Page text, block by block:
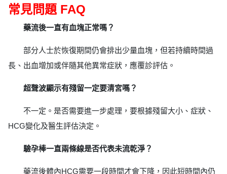
常見問題 FAQ
藥流後一直有血塊正常嗎？
部分人士於恢復期間仍會排出少量血塊，但若持續時間過
長、出血增加或伴隨其他異常症狀，應覆診評估。
超聲波顯示有殘留一定要清宮嗎？
不一定。是否需要進一步處理，要根據殘留大小、症狀、
HCG變化及醫生評估決定。
驗孕棒一直兩條線是否代表未流乾淨？
藥流後體內HCG需要一段時間才會下降，因此短時間內仍